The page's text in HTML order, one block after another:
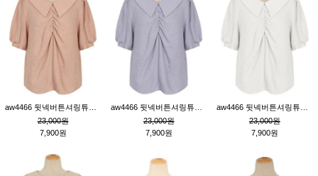
23,000원
7,900원
23,000원
7,900원
23,000원
7,900원